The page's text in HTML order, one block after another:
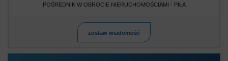
POŚREDNIK W OBROCIE NIERUCHOMOŚCIAMI - PIŁA
zostaw wiadomość